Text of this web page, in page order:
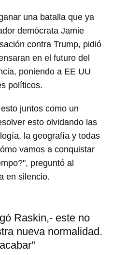
una batalla que ya
demócrata Jamie
contra Trump, pidió
en el futuro del
poniendo a EE UU
políticos.
juntos como un
esto olvidando las
la geografía y todas
vamos a conquistar
preguntó al
en silencio.
Raskin,- este no
nueva normalidad.